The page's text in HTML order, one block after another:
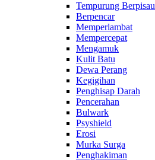
Tempurung Berpisau
Berpencar
Memperlambat
Mempercepat
Mengamuk
Kulit Batu
Dewa Perang
Kegigihan
Penghisap Darah
Pencerahan
Bulwark
Psyshield
Erosi
Murka Surga
Penghakiman